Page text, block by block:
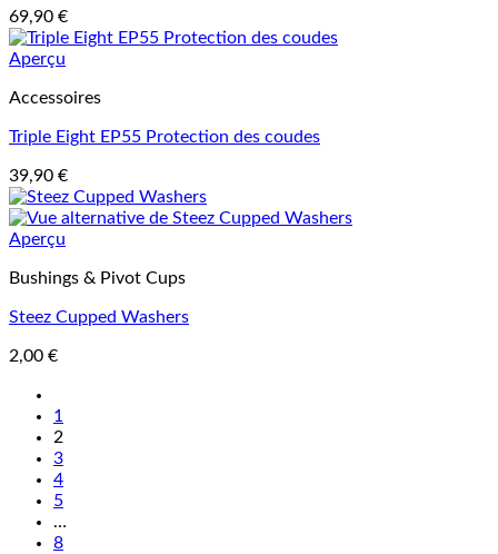
69,90 €
Aperçu
Accessoires
Triple Eight EP55 Protection des coudes
39,90 €
Aperçu
Bushings & Pivot Cups
Steez Cupped Washers
2,00 €
1
2
3
4
5
…
8